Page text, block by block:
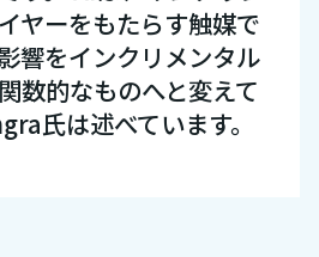
ヤーをもたらす触媒で
響をインクリメンタル
数的なものへと変えて
氏は述べています。